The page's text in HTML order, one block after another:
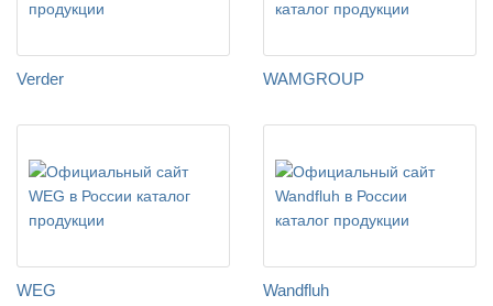
Verder WAMGROUP
WEG Wandfluh